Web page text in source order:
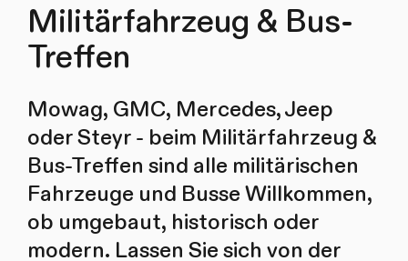
Militärfahrzeug & Bus-
Treffen
Mowag, GMC, Mercedes, Jeep
oder Steyr - beim Militärfahrzeug &
Bus-Treffen sind alle militärischen
Fahrzeuge und Busse Willkommen,
ob umgebaut, historisch oder
modern. Lassen Sie sich von der